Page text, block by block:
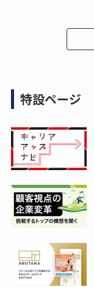
特設ページ